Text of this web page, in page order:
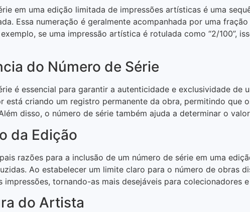
em uma edição limitada de impressões artísticas é uma
Essa numeração é geralmente acompanhada por uma
se uma impressão artística é rotulada como “2/100”,
do Número de Série
é essencial para garantir a autenticidade e exclusividade
está criando um registro permanente da obra, permitindo que
disso, o número de série também ajuda a determinar o
da Edição
razões para a inclusão de um número de série em uma
Ao estabelecer um limite claro para o número de obras
impressões, tornando-as mais desejáveis para colecionadores
do Artista